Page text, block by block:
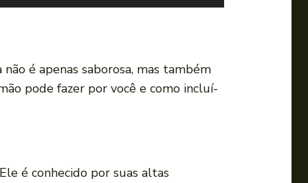
s
s
s
é apenas saborosa, mas também
pode fazer por você e como incluí-
é conhecido por suas altas